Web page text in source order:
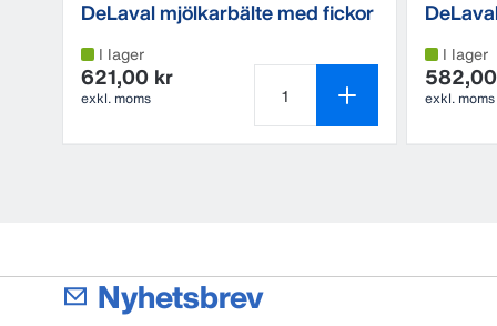
DeLaval mjölkarbälte med fickor
I lager
621,00 kr
exkl. moms
Antal produkter är 1
I lager
exkl. moms
Nyhetsbrev